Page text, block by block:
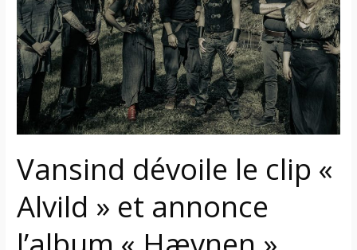
Vansind dévoile le clip «
Alvild » et annonce
clip
«
Alvild
»
et
annonce
l’album
Hævnen
(exclusivité